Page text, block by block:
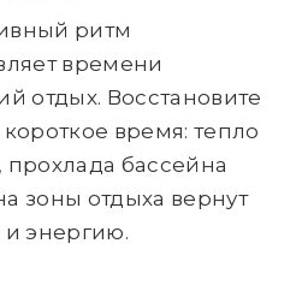
ритм
времени
отдых. Восстановите
время: тепло
прохлада бассейна
зоны отдыха вернут
и энергию.